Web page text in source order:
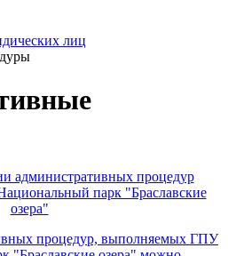
лиц
административных процедур
парк "Браславские
озера"
процедур, выполняемых ГПУ